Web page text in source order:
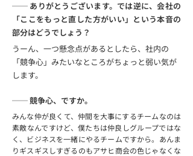
── ありがとうございます。では逆に、会社の
「ここをもっと直した方がいい」という本音の
部分はどうでしょう？
うーん、一つ懸念点があるとしたら、社内の
「競争心」みたいなところがちょっと弱い気が
します。
── 競争心、ですか。
みんな仲が良くて、仲間を大事にするチームなのは
素敵なんですけど、僕たちは仲良しグループではな
く、ビジネスを一緒にやるチームですから。あんま
りギスギスしすぎるのもアサヒ商会の色じゃなくな